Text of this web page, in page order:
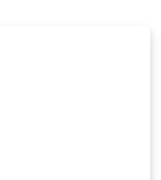
document class.
show how to